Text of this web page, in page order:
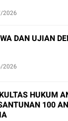
2026
DAN UJIAN
2026
HUKUM
100